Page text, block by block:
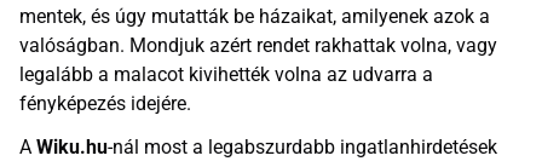
mentek, és úgy mutatták be házaikat, amilyenek azok a
valóságban. Mondjuk azért rendet rakhattak volna, vagy
legalább a malacot kivihették volna az udvarra a
fényképezés idejére.
A Wiku.hu-nál most a legabszurdabb ingatlanhirdetések